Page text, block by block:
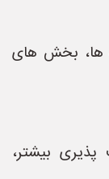
ها، بخش های
بیشتر،